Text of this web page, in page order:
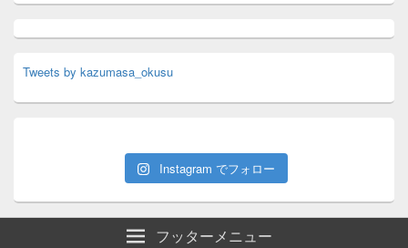
Tweets by kazumasa_okusu
Instagram でフォロー
フッターメニュー